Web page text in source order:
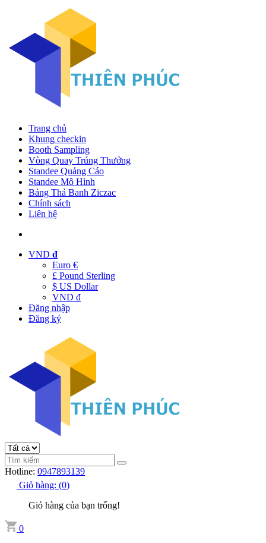
Trang chủ
Khung checkin
Booth Sampling
Vòng Quay Trúng Thưởng
Standee Quảng Cáo
Standee Mô Hình
Bảng Thả Banh Ziczac
Chính sách
Liên hệ
VND đ
Euro €
£ Pound Sterling
$ US Dollar
VND đ
Đăng nhập
Đăng ký
Hotline: 0947893139
Giỏ hàng: (0)
Giỏ hàng của bạn trống!
0